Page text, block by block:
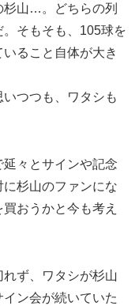
杉山…。どちらの列
そもそも、105球を
ること自体が大き
つつも、ワタシも
々とサインや記念
杉山のファンにな
おうかと今も考え
ず、ワタシが杉山
ン会が続いていた